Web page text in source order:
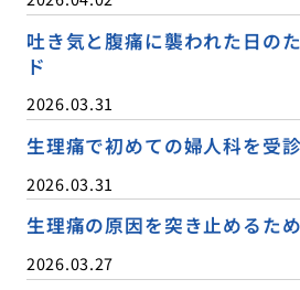
吐き気と腹痛に襲われた日の
ド
2026.03.31
生理痛で初めての婦人科を受
2026.03.31
生理痛の原因を突き止めるた
2026.03.27